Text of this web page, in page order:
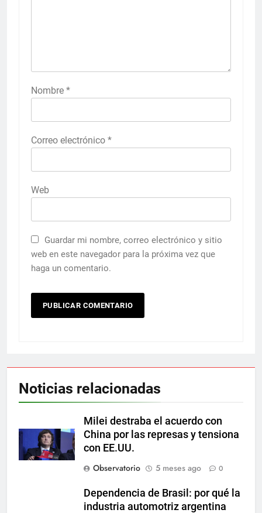
Nombre *
Correo electrónico *
Web
Guardar mi nombre, correo electrónico y sitio
web en este navegador para la próxima vez que
haga un comentario.
Noticias relacionadas
Milei destraba el acuerdo con
China por las represas y tensiona
con EE.UU.
Observatorio
5 meses ago 0
Dependencia de Brasil: por qué la
industria automotriz argentina